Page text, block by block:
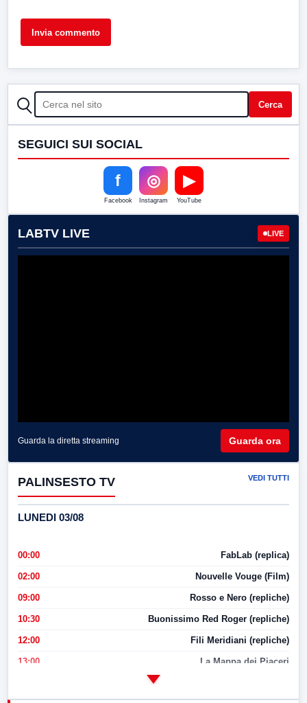
CERCA Cerca
SEGUICI SUI SOCIAL
f
Facebook
◎
Instagram
▶
YouTube
LABTV LIVE LIVE
Guarda la diretta streaming Guarda ora
PALINSESTO TV VEDI TUTTI
LUNEDI 03/08
00:00 FabLab (replica)
02:00 Nouvelle Vouge (Film)
09:00 Rosso e Nero (repliche)
10:30 Buonissimo Red Roger (repliche)
12:00 Fili Meridiani (repliche)
13:00 La Mappa dei Piaceri